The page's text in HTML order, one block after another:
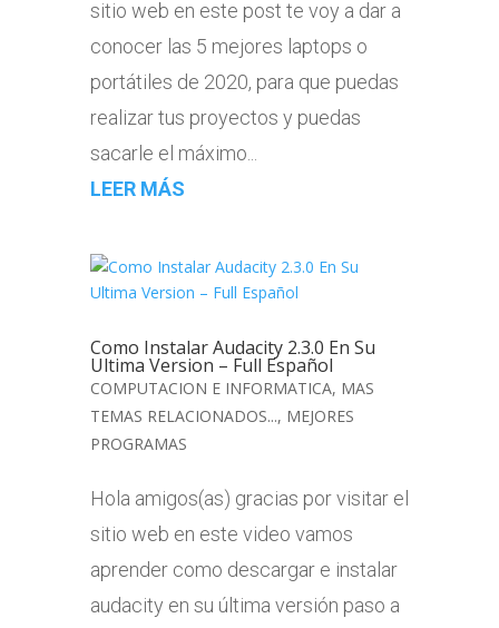
sitio web en este post te voy a dar a
conocer las 5 mejores laptops o
portátiles de 2020, para que puedas
realizar tus proyectos y puedas
sacarle el máximo...
LEER MÁS
Como Instalar Audacity 2.3.0 En Su
Ultima Version – Full Español
COMPUTACION E INFORMATICA, MAS
TEMAS RELACIONADOS..., MEJORES
PROGRAMAS
Hola amigos(as) gracias por visitar el
sitio web en este video vamos
aprender como descargar e instalar
audacity en su última versión paso a